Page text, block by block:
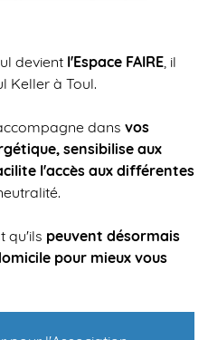
devient l'Espace FAIRE , il
Keller à Toul.
dans vos
sensibilise aux
l'accès aux différentes
qu'ils peuvent désormais
pour mieux vous